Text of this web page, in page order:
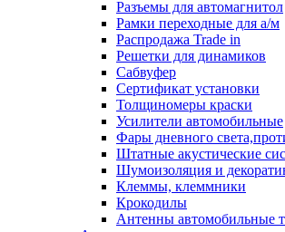
Разъемы для автомагнитол
Рамки переходные для а/м
Распродажа Trade in
Решетки для динамиков
Сабвуфер
Сертификат установки
Толщиномеры краски
Усилители автомобильные
Фары дневного
Штатные акустические
Шумоизоляция и
Клеммы, клеммники
Крокодилы
Антенны автомобильные